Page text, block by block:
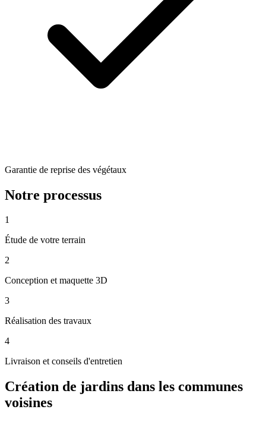
Garantie de reprise des végétaux
Notre processus
1
Étude de votre terrain
2
Conception et maquette 3D
3
Réalisation des travaux
4
Livraison et conseils d'entretien
Création de jardins dans les communes
voisines